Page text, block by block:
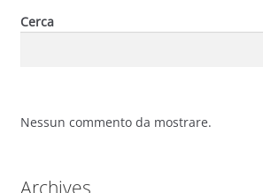
Cerca
Nessun commento da mostrare.